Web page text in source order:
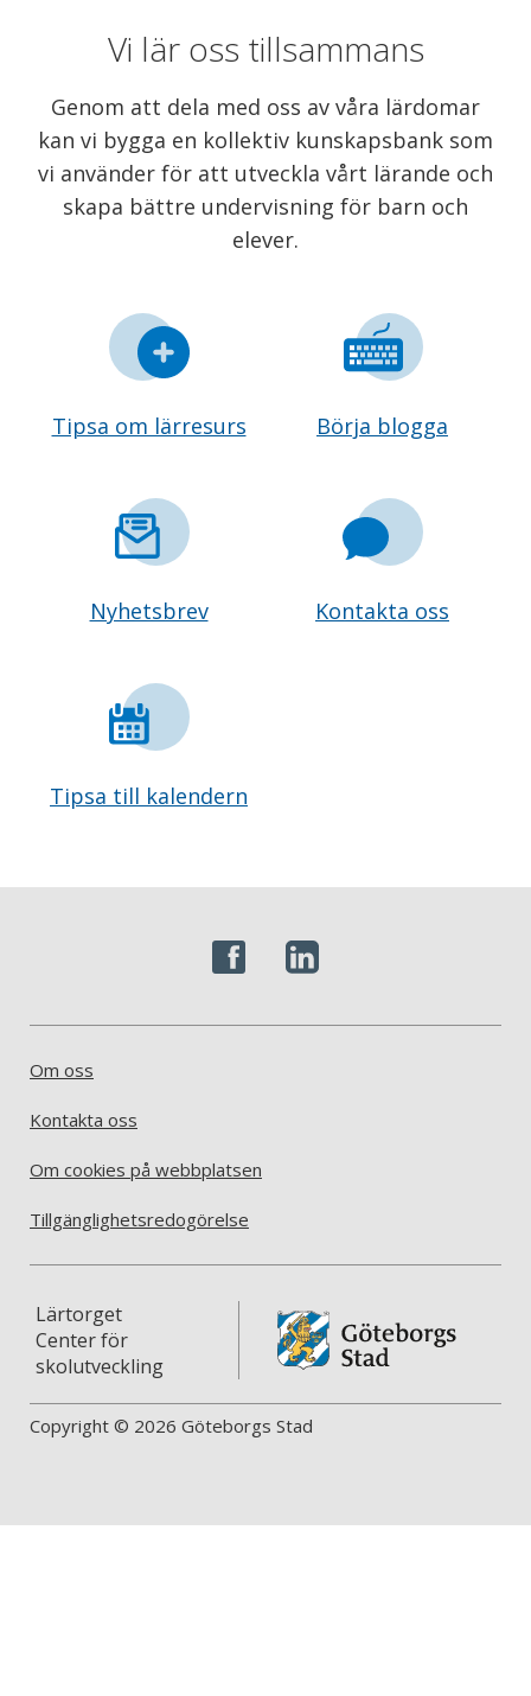
Vi lär oss tillsammans
Genom att dela med oss av våra lärdomar
kan vi bygga en kollektiv kunskapsbank som
vi använder för att utveckla vårt lärande och
skapa bättre undervisning för barn och
elever.
Tipsa om lärresurs Börja blogga
Nyhetsbrev Kontakta oss
Tipsa till kalendern
Om oss
Kontakta oss
Om cookies på webbplatsen
Tillgänglighetsredogörelse
Lärtorget
Center för
skolutveckling
Copyright © 2026 Göteborgs Stad